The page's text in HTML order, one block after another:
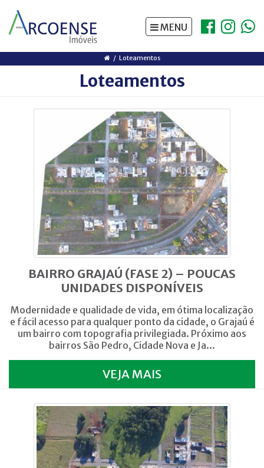
MENU
Loteamentos
Loteamentos
BAIRRO GRAJAÚ (FASE 2) – POUCAS
UNIDADES DISPONÍVEIS
Modernidade e qualidade de vida, em ótima localização
e fácil acesso para qualquer ponto da cidade, o Grajaú é
um bairro com topografia privilegiada. Próximo aos
bairros São Pedro, Cidade Nova e Ja...
VEJA MAIS